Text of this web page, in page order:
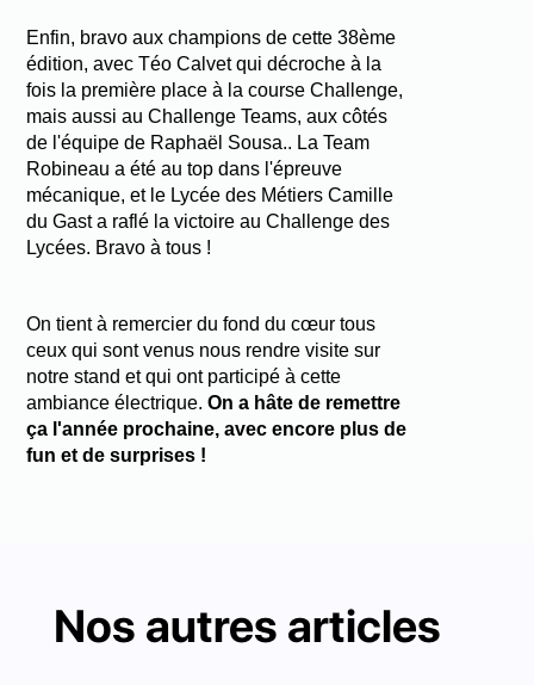
Enfin, bravo aux champions de cette 38ème
édition, avec Téo Calvet qui décroche à la
fois la première place à la course Challenge,
mais aussi au Challenge Teams, aux côtés
de l'équipe de Raphaël Sousa.. La Team
Robineau a été au top dans l'épreuve
mécanique, et le Lycée des Métiers Camille
du Gast a raflé la victoire au Challenge des
Lycées. Bravo à tous !
On tient à remercier du fond du cœur tous
ceux qui sont venus nous rendre visite sur
notre stand et qui ont participé à cette
ambiance électrique.On a hâte de remettre
ça l'année prochaine, avec encore plus de
fun et de surprises !
Nos autres articles